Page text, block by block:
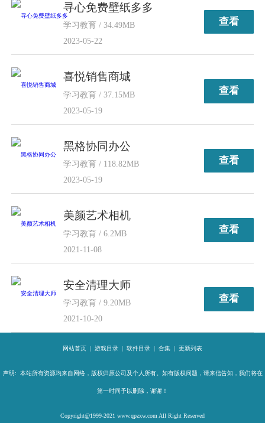
寻心免费壁纸多多
学习教育 / 34.49MB
2023-05-22
查看
喜悦销售商城
学习教育 / 37.15MB
2023-05-19
查看
黑格协同办公
学习教育 / 118.82MB
2023-05-19
查看
美颜艺术相机
学习教育 / 6.2MB
2021-11-08
查看
安全清理大师
学习教育 / 9.20MB
2021-10-20
查看
网站首页 | 游戏目录 | 软件目录 | 合集 | 更新列表
声明: 本站所有资源均来自网络，版权归原公司及个人所有。如有版权问题，请来信告知，我们将在
第一时间予以删除，谢谢！
Copyright@1999-2021 www.qpzxw.com All Right Reserved